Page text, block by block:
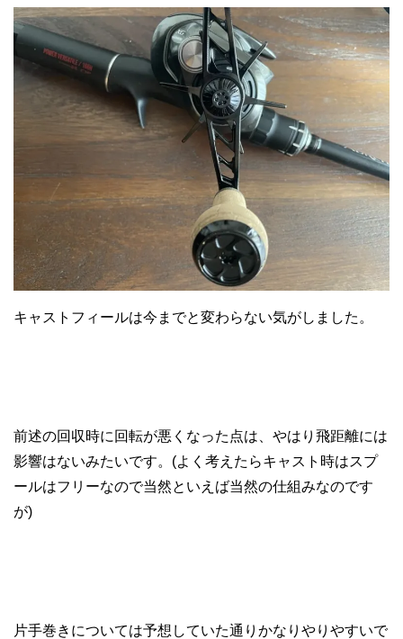
キャストフィールは今までと変わらない気がしました。
前述の回収時に回転が悪くなった点は、やはり飛距離には
影響はないみたいです。(よく考えたらキャスト時はスプ
ールはフリーなので当然といえば当然の仕組みなのです
が)
片手巻きについては予想していた通りかなりやりやすいで